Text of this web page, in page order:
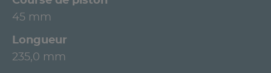
45 mm
Longueur
235,0 mm